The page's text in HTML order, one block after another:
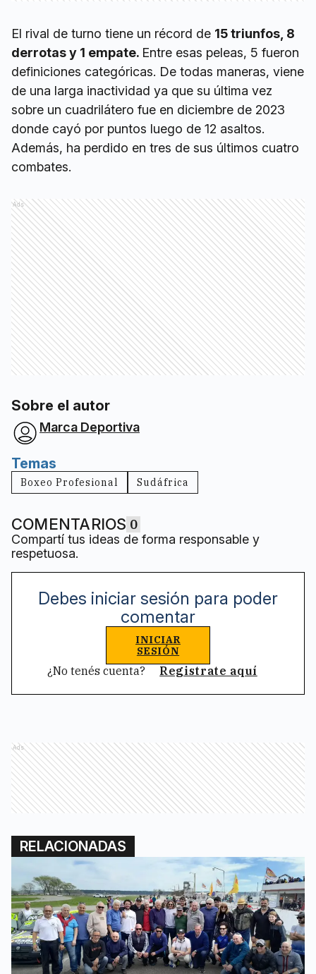
El rival de turno tiene un récord de 15 triunfos, 8
derrotas y 1 empate. Entre esas peleas, 5 fueron
definiciones categóricas. De todas maneras, viene
de una larga inactividad ya que su última vez
sobre un cuadrilátero fue en diciembre de 2023
donde cayó por puntos luego de 12 asaltos.
Además, ha perdido en tres de sus últimos cuatro
combates.
Ads
Sobre el autor
Marca Deportiva
Temas
Boxeo Profesional Sudáfrica
COMENTARIOS 0
Compartí tus ideas de forma responsable y
respetuosa.
Debes iniciar sesión para poder
comentar
INICIAR
SESIÓN
¿No tenés cuenta? Registrate aquí
Ads
RELACIONADAS